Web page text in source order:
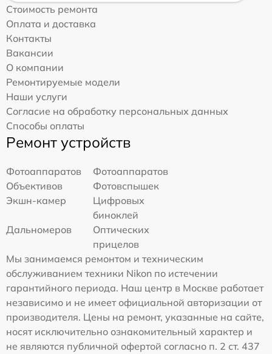
Стоимость ремонта
Оплата и доставка
Контакты
Вакансии
О компании
Ремонтируемые модели
Наши услуги
Согласие на обработку персональных данных
Способы оплаты
Ремонт устройств
Фотоаппаратов
Фотоаппаратов
Объективов
Фотовспышек
Экшн-камер
Цифровых
биноклей
Дальномеров
Оптических
прицелов
Мы занимаемся ремонтом и техническим
обслуживанием техники Nikon по истечении
гарантийного периода. Наш центр в Москве работает
независимо и не имеет официальной авторизации от
производителя. Цены на ремонт, указанные на сайте,
носят исключительно ознакомительный характер и
не являются публичной офертой согласно п. 2 ст. 437